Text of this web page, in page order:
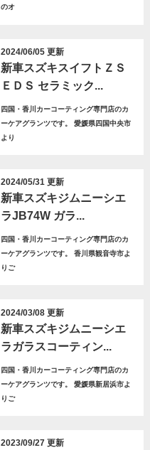
のオ
2024/06/05 更新
新車スズキスイフトＺＳ
ＥＤＳ セラミック...
四国・香川カーコーティング専門店のカ
ーケアグランツです。 愛媛県四国中央市
より
2024/05/31 更新
新車スズキジムニーシエ
ラJB74W ガラ...
四国・香川カーコーティング専門店のカ
ーケアグランツです。 香川県観音寺市よ
りご
2024/03/08 更新
新車スズキジムニーシエ
ラガラスコーティン...
四国・香川カーコーティング専門店のカ
ーケアグランツです。 愛媛県新居浜市よ
りご
2023/09/27 更新